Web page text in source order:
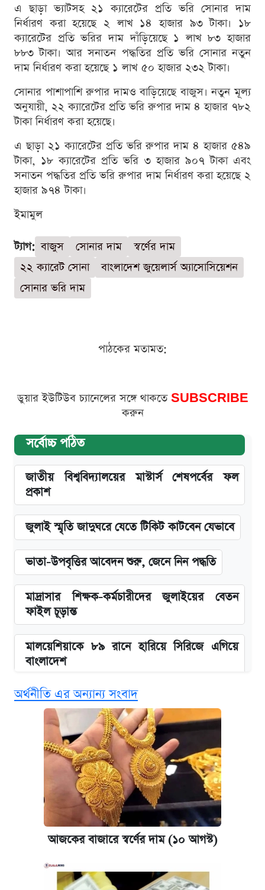
এ ছাড়া ভ্যাটসহ ২১ ক্যারেটের প্রতি ভরি সোনার দাম
নির্ধারণ করা হয়েছে ২ লাখ ১৪ হাজার ৯৩ টাকা। ১৮
ক্যারেটের প্রতি ভরির দাম দাঁড়িয়েছে ১ লাখ ৮৩ হাজার
৮৮৩ টাকা। আর সনাতন পদ্ধতির প্রতি ভরি সোনার নতুন
দাম নির্ধারণ করা হয়েছে ১ লাখ ৫০ হাজার ২৩২ টাকা।
সোনার পাশাপাশি রুপার দামও বাড়িয়েছে বাজুস। নতুন মূল্য
অনুযায়ী, ২২ ক্যারেটের প্রতি ভরি রুপার দাম ৪ হাজার ৭৮২
টাকা নির্ধারণ করা হয়েছে।
এ ছাড়া ২১ ক্যারেটের প্রতি ভরি রুপার দাম ৪ হাজার ৫৪৯
টাকা, ১৮ ক্যারেটের প্রতি ভরি ৩ হাজার ৯০৭ টাকা এবং
সনাতন পদ্ধতির প্রতি ভরি রুপার দাম নির্ধারণ করা হয়েছে ২
হাজার ৯৭৪ টাকা।
ইমামুল
ট্যাগ: বাজুস সোনার দাম
স্বর্ণের দাম
২২ ক্যারেট সোনা
বাংলাদেশ জুয়েলার্স অ্যাসোসিয়েশন
সোনার ভরি দাম
পাঠকের মতামত:
ডুয়ার ইউটিউব চ্যানেলের সঙ্গে থাকতে SUBSCRIBE
করুন
সর্বোচ্চ পঠিত
জাতীয় বিশ্ববিদ্যালয়ের মাস্টার্স শেষপর্বের ফল
প্রকাশ
জুলাই স্মৃতি জাদুঘরে যেতে টিকিট কাটবেন যেভাবে
ভাতা-উপবৃত্তির আবেদন শুরু, জেনে নিন পদ্ধতি
মাদ্রাসার শিক্ষক-কর্মচারীদের জুলাইয়ের বেতন
ফাইল চূড়ান্ত
মালয়েশিয়াকে ৮৯ রানে হারিয়ে সিরিজে এগিয়ে
বাংলাদেশ
এসএসসির ফল পুনঃনিরীক্ষণে আবেদন করবেন
যেভাবে
দাখিল ও কারিগরি বোর্ডের ফল দেখবেন যেভাবে
আজকের বাজারে স্বর্ণের দাম (৯ আগস্ট)
এক ক্লিকে জেনে নিন আইফোন ১৮ প্রো ম্যাক্সের
দাম ও ফিচার
নবম জাতীয় পে-স্কেল নিয়ে সর্বশেষ যা জানা গেল
অর্থনীতি এর অন্যান্য সংবাদ
আজকের বাজারে স্বর্ণের দাম (১০ আগস্ট)